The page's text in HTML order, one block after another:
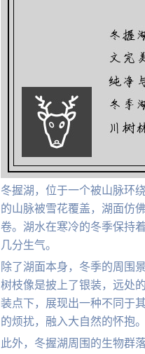
冬握湖，位于一个被山脉环
的山脉被雪花覆盖，湖面仿
卷。湖水在寒冷的冬季保持
几分生气。
除了湖面本身，冬季的周围
树枝像是披上了银装，远处
装点下，展现出一种不同于
的烦扰，融入大自然的怀抱。
此外，冬握湖周围的生物群